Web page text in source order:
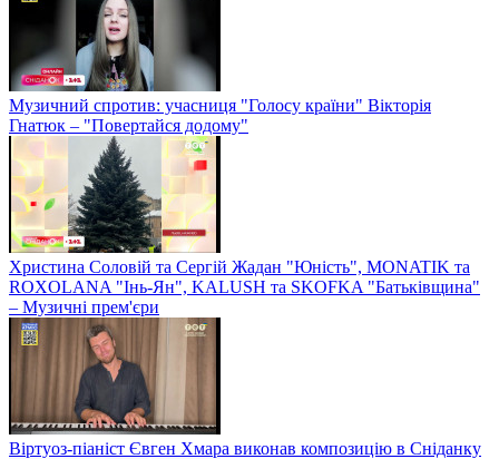
Музичний спротив: учасниця "Голосу країни" Вікторія
Гнатюк – "Повертайся додому"
Христина Соловій та Сергій Жадан "Юність", MONATIK та
ROXOLANA "Інь-Ян", KALUSH та SKOFKA "Батьківщина"
– Музичні прем'єри
Віртуоз-піаніст Євген Хмара виконав композицію в Сніданку